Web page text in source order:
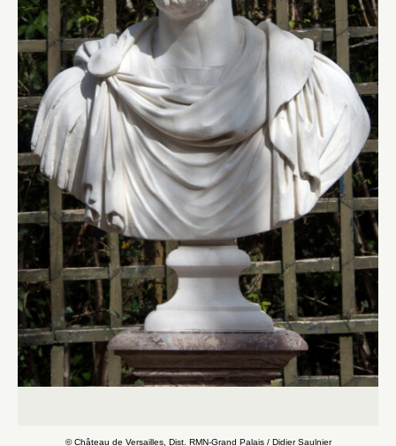
© Château de Versailles, Dist. RMN-Grand Palais / Didier Saulnier